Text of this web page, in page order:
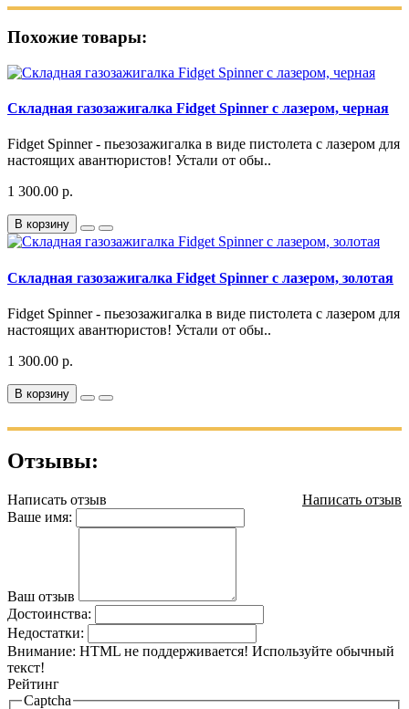
Похожие товары:
Складная газозажигалка Fidget Spinner с лазером, черная
Fidget Spinner - пьезозажигалка в виде пистолета с лазером для
настоящих авантюристов! Устали от обы..
1 300.00 р.
В корзину
Складная газозажигалка Fidget Spinner с лазером, золотая
Fidget Spinner - пьезозажигалка в виде пистолета с лазером для
настоящих авантюристов! Устали от обы..
1 300.00 р.
В корзину
Отзывы:
Написать отзыв
Написать отзыв
Ваше имя:
Ваш отзыв
Достоинства:
Недостатки:
Внимание: HTML не поддерживается! Используйте обычный
текст!
Рейтинг
Captcha